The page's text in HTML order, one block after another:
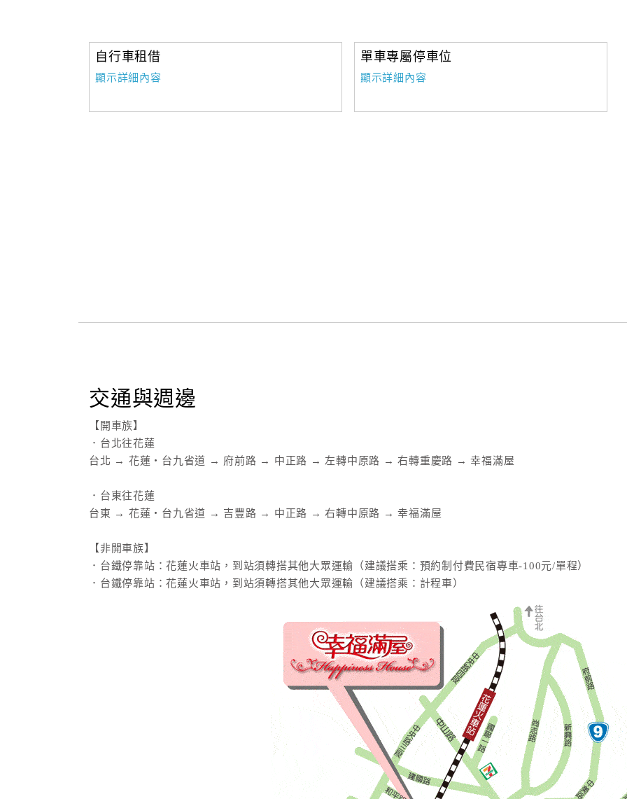
自行車租借
顯示詳細內容
單車專屬停車位
顯示詳細內容
交通與週邊
【開車族】
．台北往花蓮
台北 → 花蓮‧台九省道 → 府前路 → 中正路 → 左轉中原路 → 右轉重慶路 → 幸福滿屋
．台東往花蓮
台東 → 花蓮‧台九省道 → 吉豐路 → 中正路 → 右轉中原路 → 幸福滿屋
【非開車族】
．台鐵停靠站：花蓮火車站，到站須轉搭其他大眾運輸（建議搭乘：預約制付費民宿專車-100元/單程）
．台鐵停靠站：花蓮火車站，到站須轉搭其他大眾運輸（建議搭乘：計程車）